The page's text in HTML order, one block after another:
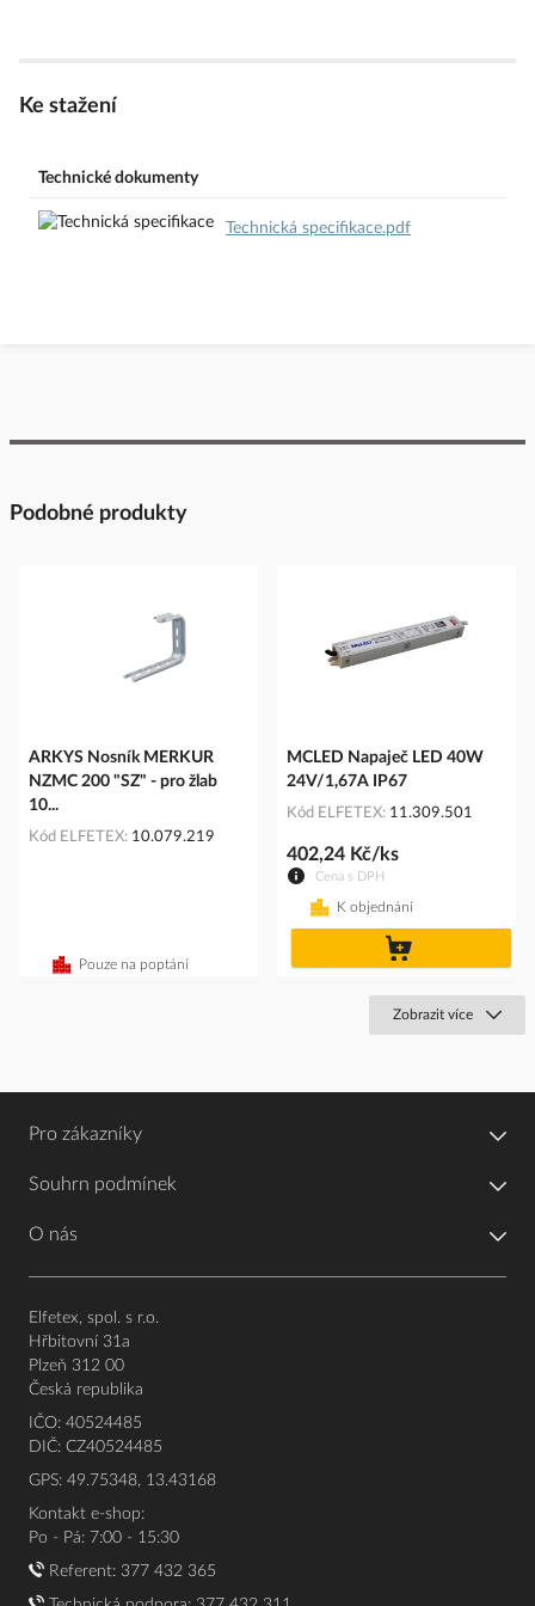
Ke stažení
Technické dokumenty
Technická specifikace.pdf
Podobné produkty
ARKYS Nosník MERKUR
NZMC 200 "SZ" - pro žlab
10...
Kód ELFETEX 10.079.219
Pouze na poptání
MCLED Napaječ LED 40W
24V/1,67A IP67
Kód ELFETEX 11.309.501
Cena s DPH
402,24 Kč/ks
K objednání
Zobrazit více
Pro zákazníky
Souhrn podmínek
O nás
Elfetex, spol. s r.o.
Hřbitovní 31a
Plzeň 312 00
Česká republika
IČO: 40524485
DIČ: CZ40524485
GPS: 49.75348, 13.43168
Kontakt e-shop:
Po - Pá: 7:00 - 15:30
Referent: 377 432 365